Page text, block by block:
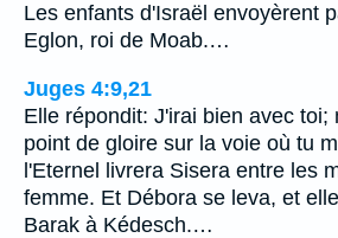
Les enfants d'Israël envoyèrent
Eglon, roi de Moab.…
Juges 4:9,21
Elle répondit: J'irai bien avec toi;
point de gloire sur la voie où tu
l'Eternel livrera Sisera entre les
femme. Et Débora se leva, et
Barak à Kédesch.…